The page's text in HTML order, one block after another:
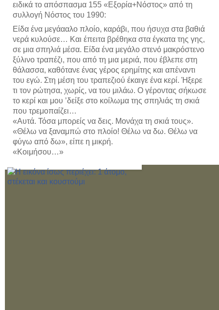
ειδικά το απόσπασμα 155 «Εξορία+Νόστος» από τη
συλλογή Νόστος του 1990:
Είδα ένα μεγάααλο πλοίο, καράβι, που ήσυχα στα βαθιά
νερά κυλούσε… Και έπειτα βρέθηκα στα έγκατα της γης,
σε μια σπηλιά μέσα. Είδα ένα μεγάλο στενό μακρόστενο
ξύλινο τραπέζι, που από τη μια μεριά, που έβλεπε στη
θάλασσα, καθότανε ένας γέρος ερημίτης και απέναντι
του εγώ. Στη μέση του τραπεζιού έκαιγε ένα κερί. Ήξερε
τι τον ρώτησα, χωρίς, να του μιλάω. Ο γέροντας σήκωσε
το κερί και μου ’δείξε στο κοίλωμα της σπηλιάς τη σκιά
που τρεμοπαίζει…
«Αυτά. Τόσα μπορείς να δεις. Μονάχα τη σκιά τους».
«Θέλω να ξαναμπώ στο πλοίο! Θέλω να δω. Θέλω να
φύγω από δω», είπε η μικρή.
«Κοιμήσου…»